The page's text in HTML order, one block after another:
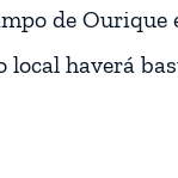
de
haverá